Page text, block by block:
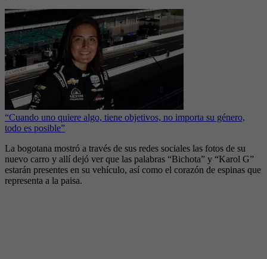
“Cuando uno quiere algo, tiene objetivos, no importa su género,
todo es posible”
La bogotana mostró a través de sus redes sociales las fotos de su
nuevo carro y allí dejó ver que las palabras “Bichota” y “Karol G”
estarán presentes en su vehículo, así como el corazón de espinas que
representa a la paisa.